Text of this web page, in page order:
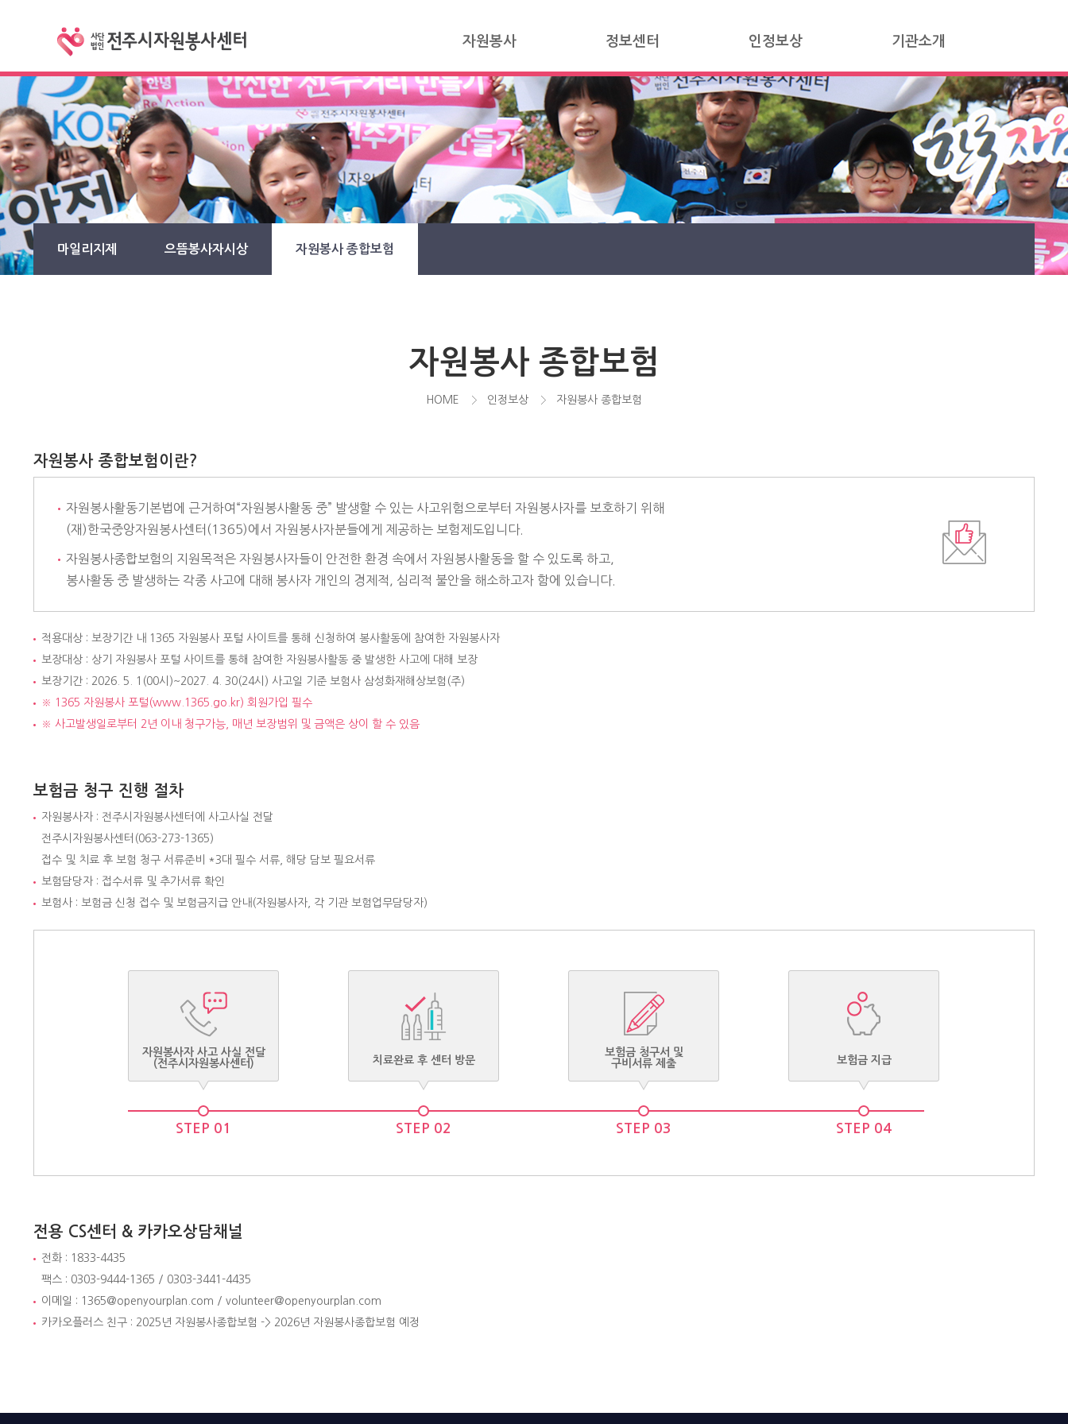
자원봉사 정보센터 인정보상 기관소개
마일리지제 으뜸봉사자시상 자원봉사 종합보험
자원봉사 종합보험
HOME 인정보상 자원봉사 종합보험
자원봉사 종합보험이란?
자원봉사활동기본법에 근거하여“자원봉사활동 중” 발생할 수 있는 사고위험으로부터 자원봉사자를 보호하기 위해
(재)한국중앙자원봉사센터(1365)에서 자원봉사자분들에게 제공하는 보험제도입니다.
자원봉사종합보험의 지원목적은 자원봉사자들이 안전한 환경 속에서 자원봉사활동을 할 수 있도록 하고,
봉사활동 중 발생하는 각종 사고에 대해 봉사자 개인의 경제적, 심리적 불안을 해소하고자 함에 있습니다.
적용대상 : 보장기간 내 1365 자원봉사 포털 사이트를 통해 신청하여 봉사활동에 참여한 자원봉사자
보장대상 : 상기 자원봉사 포털 사이트를 통해 참여한 자원봉사활동 중 발생한 사고에 대해 보장
보장기간 : 2026. 5. 1(00시)~2027. 4. 30(24시) 사고일 기준 보험사 삼성화재해상보험(주)
※ 1365 자원봉사 포털(www.1365.go.kr) 회원가입 필수
※ 사고발생일로부터 2년 이내 청구가능, 매년 보장범위 및 금액은 상이 할 수 있음
보험금 청구 진행 절차
자원봉사자 : 전주시자원봉사센터에 사고사실 전달
전주시자원봉사센터(063-273-1365)
접수 및 치료 후 보험 청구 서류준비 *3대 필수 서류, 해당 담보 필요서류
보험담당자 : 접수서류 및 추가서류 확인
보험사 : 보험금 신청 접수 및 보험금지급 안내(자원봉사자, 각 기관 보험업무담당자)
STEP 01
자원봉사자 사고 사실 전달
(전주시자원봉사센터)
STEP 02
치료완료 후 센터 방문
STEP 03
보험금 청구서 및
구비서류 제출
STEP 04
보험금 지급
전용 CS센터 & 카카오상담채널
전화 : 1833-4435
팩스 : 0303-9444-1365 / 0303-3441-4435
이메일 : 1365@openyourplan.com / volunteer@openyourplan.com
카카오플러스 친구 : 2025년 자원봉사종합보험 -> 2026년 자원봉사종합보험 예정